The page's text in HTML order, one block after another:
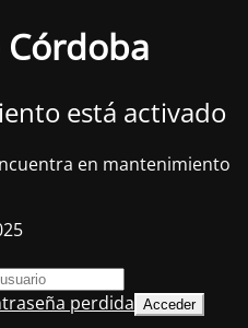
Córdoba
está activado
en mantenimiento
perdida